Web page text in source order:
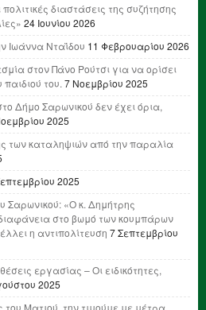
διαστάσεις της συζήτησης
24 Ιουνίου 2026
Ιωάννα Νταΐδου 11 Φεβρουαρίου 2026
στον Πάνο Ρούτσι για να ορίσει
του. 7 Νοεμβρίου 2025
Δήμο Σαρωνικού δεν έχει όρια,
2025
των καταληψιών από την παραλία
2025
Σαρωνικού: «Ο κ. Δημήτρης
στο βωμό των κουμπάρων
η αντιπολίτευση 7 Σεπτεμβρίου
εργασίας – Οι ειδικότητες,
2025
του Ματιού, την τιμούμε με μέτρα